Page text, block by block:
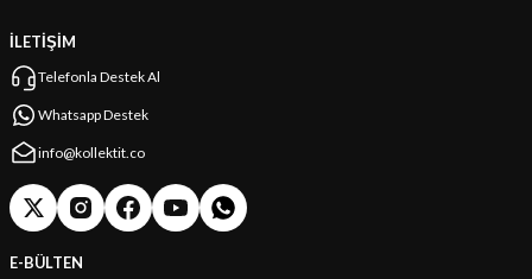
İLETİŞİM
Telefonla Destek Al
Whatsapp Destek
info@kollektit.co
E-BÜLTEN